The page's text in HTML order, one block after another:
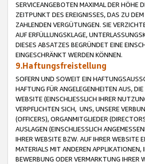
SERVICEANGEBOTEN MAXIMAL DER HÖHE
ZEITPUNKT DES EREIGNISSES, DAS ZU
ZAHLENDEN VERGÜTUNGEN. SIE
AUF ERFÜLLUNGSKLAGE,
DIESES ABSATZES BEGRÜNDET EINE
EINGESCHRÄNKT WERDEN KÖNNEN.
9.Haftungsfreistellung
SOFERN UND SOWEIT EIN
HAFTUNG FÜR ANGELEGENHEITEN AUS,
WEBSITE (EINSCHLIESSLICH IHRER
VERPFLICHTEN SICH, UNS, UNSERE
(OFFICERS), ORGANMITGLIEDER
AUSLAGEN (EINSCHLIESSLICH
IHRER WEBSITE BZW. AUF IHRER WEBSITE
MATERIALS MIT ANDEREN
BEWERBUNG ODER VERMARKTUNG IHRER